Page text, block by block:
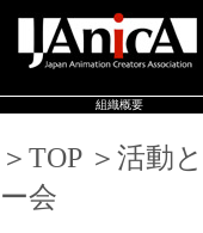
組織概要
＞TOP ＞活動
ー会